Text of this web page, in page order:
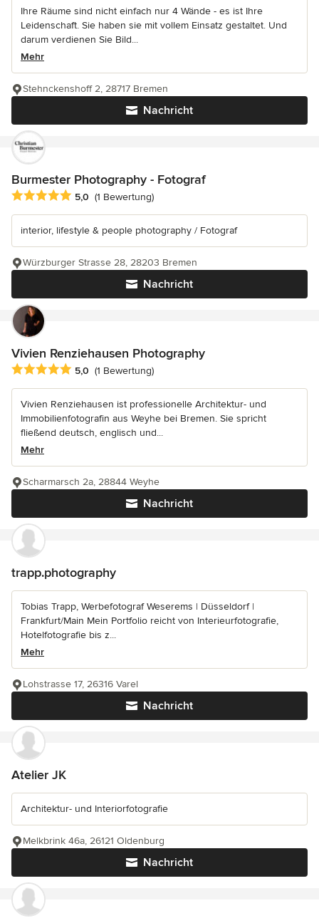
Ihre Räume sind nicht einfach nur 4 Wände - es ist Ihre
Leidenschaft. Sie haben sie mit vollem Einsatz gestaltet. Und
darum verdienen Sie Bild...
Mehr
Nachricht
Stehnckenshoff 2, 28717 Bremen
Burmester Photography - Fotograf
Durchschnittliche Bewertung: 5 von 5 Sternen
5,0 (1 Bewertung)
interior, lifestyle & people photography / Fotograf
Nachricht
Würzburger Strasse 28, 28203 Bremen
Vivien Renziehausen Photography
Durchschnittliche Bewertung: 5 von 5 Sternen
5,0 (1 Bewertung)
Vivien Renziehausen ist professionelle Architektur- und
Immobilienfotografin aus Weyhe bei Bremen. Sie spricht
fließend deutsch, englisch und...
Mehr
Nachricht
Scharmarsch 2a, 28844 Weyhe
trapp.photography
Tobias Trapp, Werbefotograf Weserems | Düsseldorf |
Frankfurt/Main Mein Portfolio reicht von Interieurfotografie,
Hotelfotografie bis z...
Mehr
Nachricht
Lohstrasse 17, 26316 Varel
Atelier JK
Architektur- und Interiorfotografie
Nachricht
Melkbrink 46a, 26121 Oldenburg